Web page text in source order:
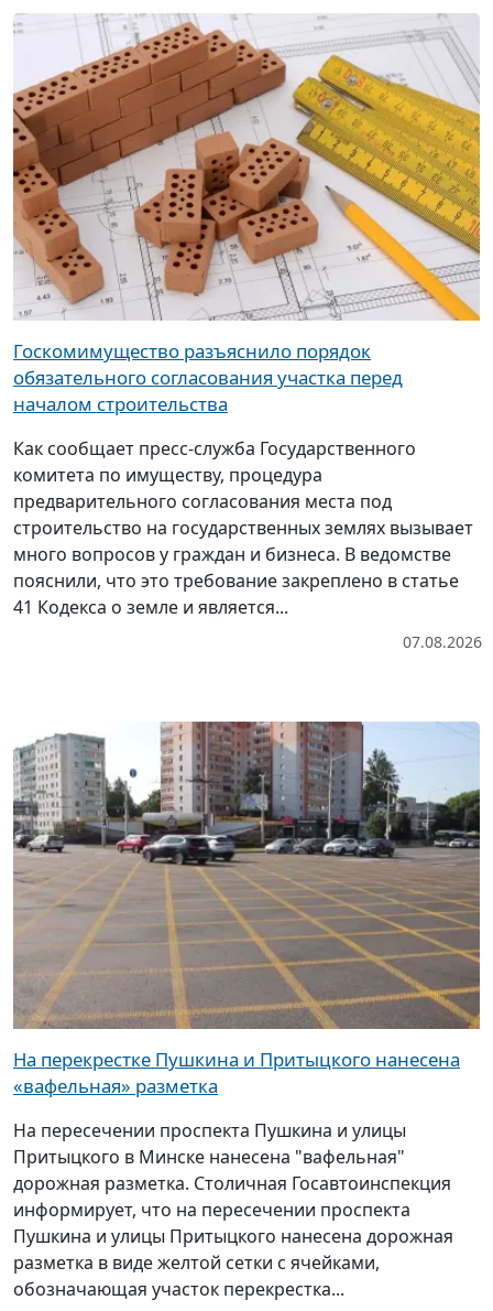
Госкомимущество разъяснило порядок
обязательного согласования участка перед
началом строительства
Как сообщает пресс-служба Государственного
комитета по имуществу, процедура
предварительного согласования места под
строительство на государственных землях вызывает
много вопросов у граждан и бизнеса. В ведомстве
пояснили, что это требование закреплено в статье
41 Кодекса о земле и является...
07.08.2026
На перекрестке Пушкина и Притыцкого нанесена
«вафельная» разметка
На пересечении проспекта Пушкина и улицы
Притыцкого в Минске нанесена "вафельная"
дорожная разметка. Столичная Госавтоинспекция
информирует, что на пересечении проспекта
Пушкина и улицы Притыцкого нанесена дорожная
разметка в виде желтой сетки с ячейками,
обозначающая участок перекрестка...